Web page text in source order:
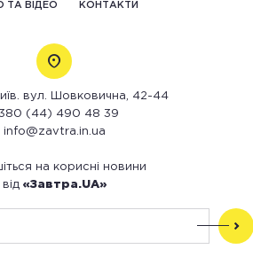
ТА ВІДЕО КОНТАКТИ
вул. Шовковична, 42-44
(44) 490 48 39
info@zavtra.in.ua
на корисні новини
від «Завтра.UA»